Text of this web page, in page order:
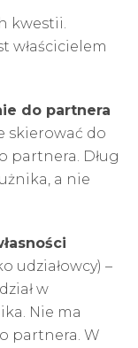
kwestii.
właścicielem
do partnera
skierować do
partnera. Dług
a nie
udziałowcy) –
w
Nie ma
partnera. W